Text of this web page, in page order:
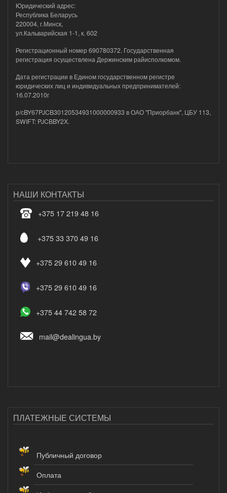
Юридический адрес:
Республика Беларусь
220004, г.Минск,
ул.Кальварийская 1-1, к. 602
Регистрационный номер 690780372. Государственная
регистрация осуществлена Держинским райисполкомом.
Дата регистрации в Едином государственном регистре
юридических лиц и индивидуальных предпринимателей:
16.07.2010г
р/сBY67PJCB30120534931000000933 в ОАО "Приорбанк", ЦБУ 113,
SWIFT: PJCBBY2X.
НАШИ КОНТАКТЫ
+375 17 219 48 16
+375 33 370 49 16
+375 29 610 49 16
+375 29 610 49 16
+375 44 742 58 72
mail@dealingua.by
ПЛАТЕЖНЫЕ СИСТЕМЫ
Публичный договор
Оплата